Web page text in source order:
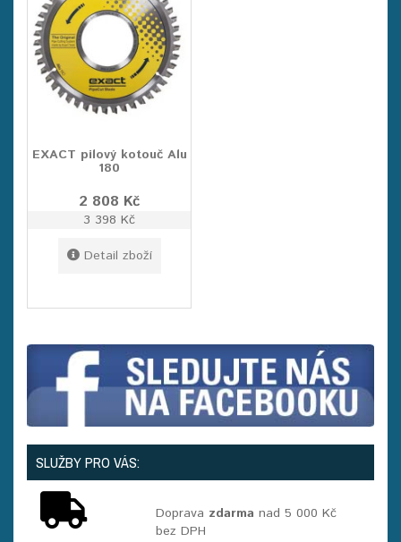
EXACT pilový kotouč Alu
180
2 808 Kč
3 398 Kč
Detail zboží
SLUŽBY PRO VÁS:
Doprava zdarma nad 5 000 Kč
bez DPH